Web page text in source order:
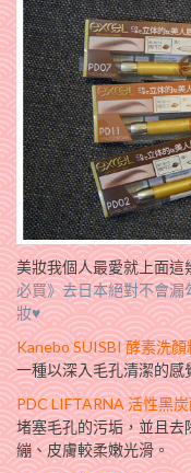
美妝我個人最愛就上面
必買》去日本絕對不會
妝♥
Kanebo SUISBI 酵素洗顏
一種以深入毛孔清潔的感
PDC LIFTARNA 活性黑
堵塞毛孔的污垢，並且
繃、皮膚較柔嫩光滑。